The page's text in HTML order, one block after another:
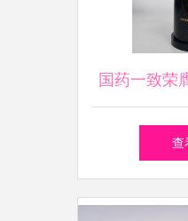
国药一致荣
价值奖” 稳
查